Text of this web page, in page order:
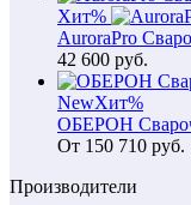
Хит%
AuroraPro
42 600 руб.
NewХит%
ОБЕРОН
От 150 710 руб.
Производители